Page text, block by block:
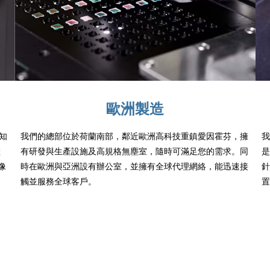
歐洲製造
我們的總部位於荷蘭南部，鄰近歐洲高科技重鎮愛因霍芬，擁
有研發與生產設施及高規格無塵室，隨時可滿足您的需求。同
時在歐洲與亞洲設有辦公室，並擁有全球代理網絡，能迅速接
觸並服務全球客戶。